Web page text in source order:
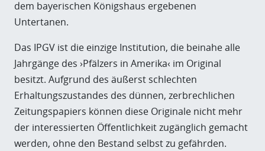
dem bayerischen Königshaus ergebenen
Untertanen.
Das IPGV ist die einzige Institution, die beinahe alle
Jahrgänge des ›Pfälzers in Amerika‹ im Original
besitzt. Aufgrund des äußerst schlechten
Erhaltungszustandes des dünnen, zerbrechlichen
Zeitungspapiers können diese Originale nicht mehr
der interessierten Öffentlichkeit zugänglich gemacht
werden, ohne den Bestand selbst zu gefährden.